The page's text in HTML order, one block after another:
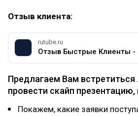
Отзыв клиента:
rutube.ru
Предлагаем Вам встретиться
провести скайп презентацию,
Покажем, какие заявки